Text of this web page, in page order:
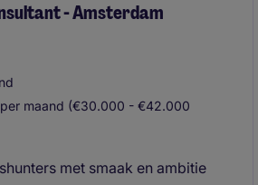
kantoor Amsterdam bouw je
- Amsterdam
maand (€30.000 - €42.000
met smaak en ambitie